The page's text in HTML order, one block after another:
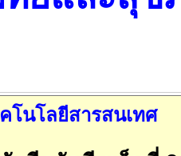
โนโลยีสารสนเทศ